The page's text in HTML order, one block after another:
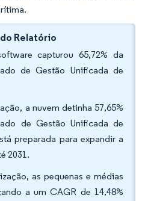
Relatório
capturou 65,72% da
de Gestão Unificada de
a nuvem detinha 57,65%
de Gestão Unificada de
preparada para expandir a
2031.
as pequenas e médias
a um CAGR de 14,48%